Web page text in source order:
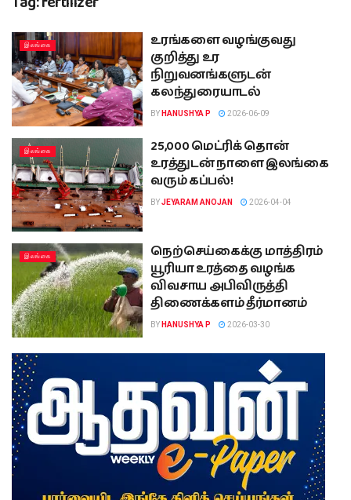
இலங்கை
உரங்களை வழங்குவது
குறித்து உர
நிறுவனங்களுடன்
கலந்துரையாடல்
BY HANUSHYA P 2026-06-09
இலங்கை
25,000 மெட்ரிக் தொன்
உரத்துடன் நாளை இலங்கை
வரும் கப்பல்!
BYJEYARAM ANOJAN 2026-04-04
இலங்கை
நெற்செய்கைக்கு மாத்திரம்
யூரியா உரத்தை வழங்க
விவசாய அபிவிருத்தி
திணைக்களம் தீர்மானம்
BY HANUSHYA P 2026-03-30